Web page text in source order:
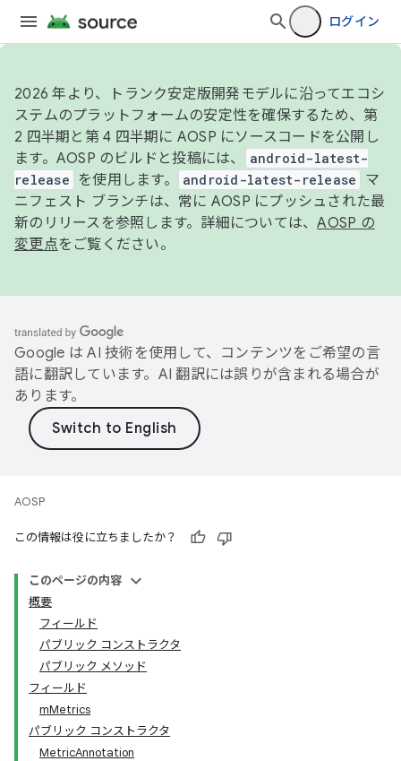
ログイン
2026 年より、トランク安定版開発モデルに沿ってエコシ
ステムのプラットフォームの安定性を確保するため、第
2 四半期と第 4 四半期に AOSP にソースコードを公開し
ます。AOSP のビルドと投稿には、
android-latest-
release
を使用します。 android-latest-release
マ
ニフェスト ブランチは、常に AOSP にプッシュされた最
新のリリースを参照します。詳細については、AOSP の
変更点をご覧ください。
Google は AI 技術を使用して、コンテンツをご希望の言
語に翻訳しています。AI 翻訳には誤りが含まれる場合が
あります。
AOSP
この情報は役に立ちましたか？
このページの内容
概要
フィールド
パブリック コンストラクタ
パブリック メソッド
フィールド
mMetrics
パブリック コンストラクタ
MetricAnnotation